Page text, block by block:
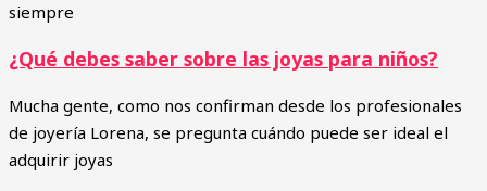
siempre
¿Qué debes saber sobre las joyas para niños?
Mucha gente, como nos confirman desde los profesionales
de joyería Lorena, se pregunta cuándo puede ser ideal el
adquirir joyas